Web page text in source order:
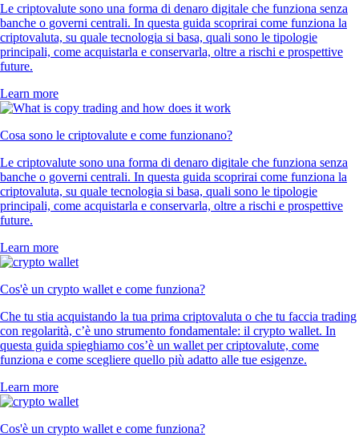
Le criptovalute sono una forma di denaro digitale che funziona senza
banche o governi centrali. In questa guida scoprirai come funziona la
criptovaluta, su quale tecnologia si basa, quali sono le tipologie
principali, come acquistarla e conservarla, oltre a rischi e prospettive
future.
Learn more
Cosa sono le criptovalute e come funzionano?
Le criptovalute sono una forma di denaro digitale che funziona senza
banche o governi centrali. In questa guida scoprirai come funziona la
criptovaluta, su quale tecnologia si basa, quali sono le tipologie
principali, come acquistarla e conservarla, oltre a rischi e prospettive
future.
Learn more
Cos'è un crypto wallet e come funziona?
Che tu stia acquistando la tua prima criptovaluta o che tu faccia trading
con regolarità, c’è uno strumento fondamentale: il crypto wallet. In
questa guida spieghiamo cos’è un wallet per criptovalute, come
funziona e come scegliere quello più adatto alle tue esigenze.
Learn more
Cos'è un crypto wallet e come funziona?